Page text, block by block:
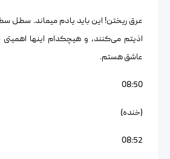
عرق ریختن! این باید یادم میماند. سطل
اذیتم می‌کنند، و هیچکدام اینها
عاشق هستم.
08:50
(خنده)
08:52